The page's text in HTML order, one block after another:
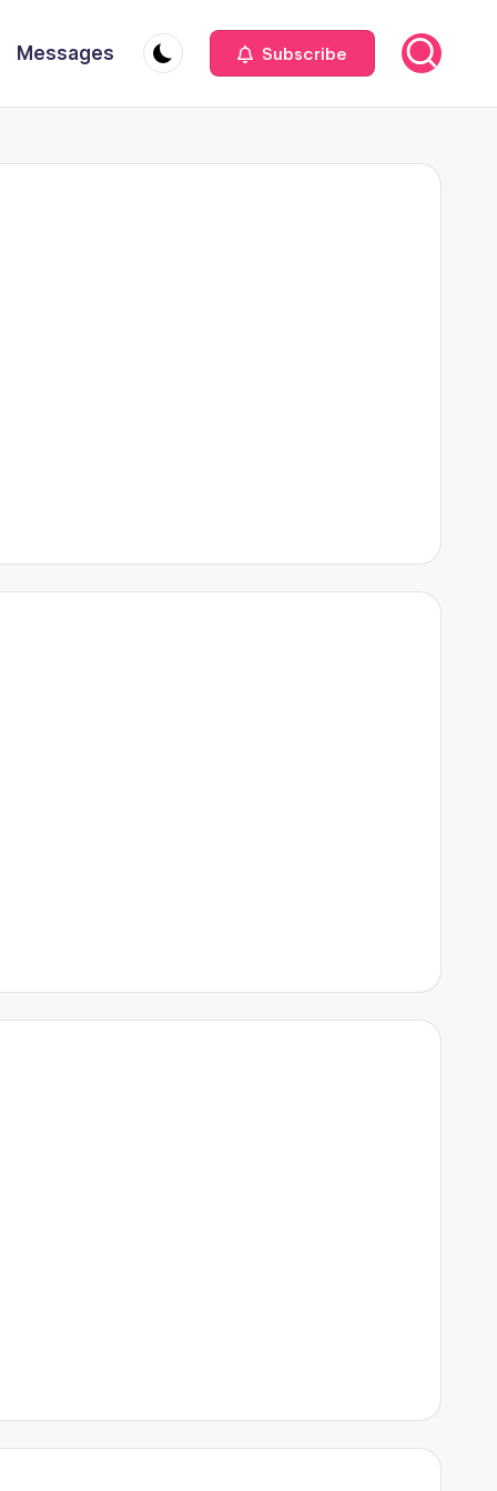
Messages Subscribe